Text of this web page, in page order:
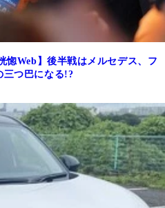
惚Web】後半戦はメルセデス、フ
三つ巴になる!?